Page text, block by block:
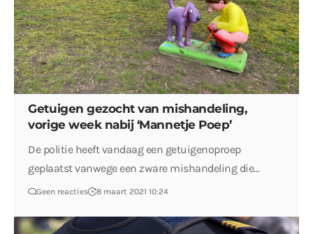
Getuigen gezocht van mishandeling,
vorige week nabij ‘Mannetje Poep’
De politie heeft vandaag een getuigenoproep
geplaatst vanwege een zware mishandeling die…
Geen reacties 8 maart 2021 10:24